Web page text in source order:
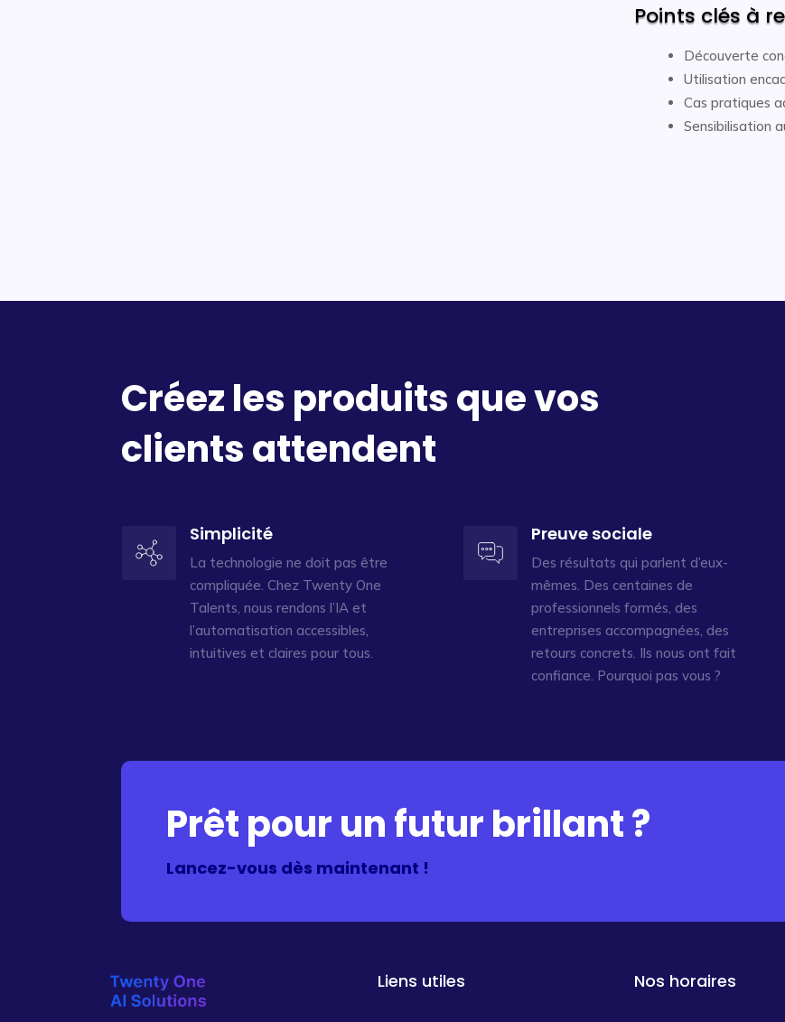
Points clés à
Découverte
Utilisation
Cas pratiques
Sensibilisation
Créez les produits que vos
clients attendent
Simplicité
La technologie ne doit pas être
compliquée. Chez Twenty One
Talents, nous rendons l’IA et
l’automatisation accessibles,
intuitives et claires pour tous.
Preuve sociale
Des résultats qui parlent d’eux-
mêmes. Des centaines de
professionnels formés, des
entreprises accompagnées, des
retours concrets. Ils nous ont fait
confiance. Pourquoi pas vous ?
Prêt pour un futur brillant ?
Lancez-vous dès maintenant !
Liens utiles Nos horaires